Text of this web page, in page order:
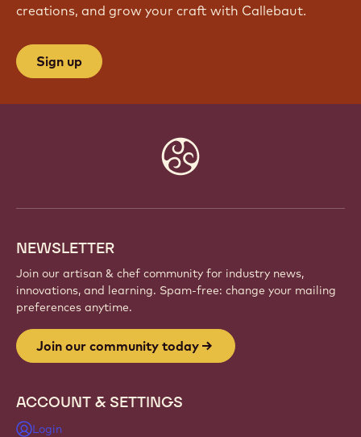
creations, and grow your craft with Callebaut.
Sign up
NEWSLETTER
Join our artisan & chef community for industry news,
innovations, and learning. Spam-free: change your mailing
preferences anytime.
Join our community today
ACCOUNT & SETTINGS
Login